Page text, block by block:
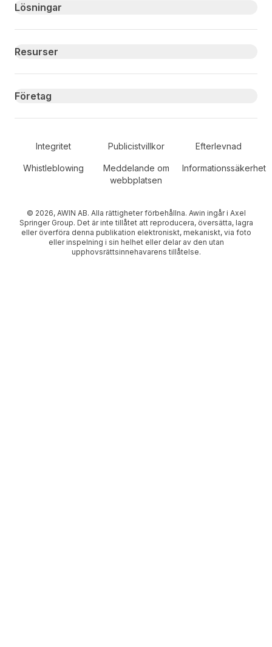
Primary footer navigation
Lösningar
Resurser
Företag
Secondary Footer Navigation
Integritet Publicistvillkor Efterlevnad
Whistleblowing
Meddelande om
webbplatsen
Informationssäkerhet
© 2026, AWIN AB. Alla rättigheter förbehållna. Awin ingår i Axel
Springer Group. Det är inte tillåtet att reproducera, översätta, lagra
eller överföra denna publikation elektroniskt, mekaniskt, via foto
eller inspelning i sin helhet eller delar av den utan
upphovsrättsinnehavarens tillåtelse.